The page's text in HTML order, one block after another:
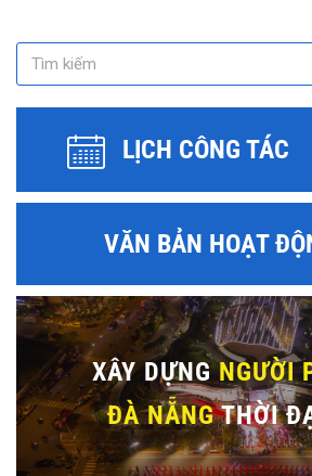
LỊCH CÔNG TÁC
VĂN BẢN HOẠT
XÂY DỰNGNGƯỜI
ĐÀ NẴNGTHỜI